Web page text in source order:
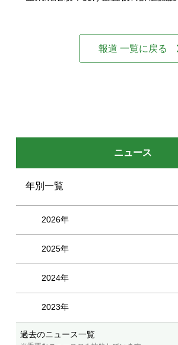
ニュース
年別一覧
過去のニュース一覧
2026年
2025年
2024年
2023年
報道 一覧に戻る